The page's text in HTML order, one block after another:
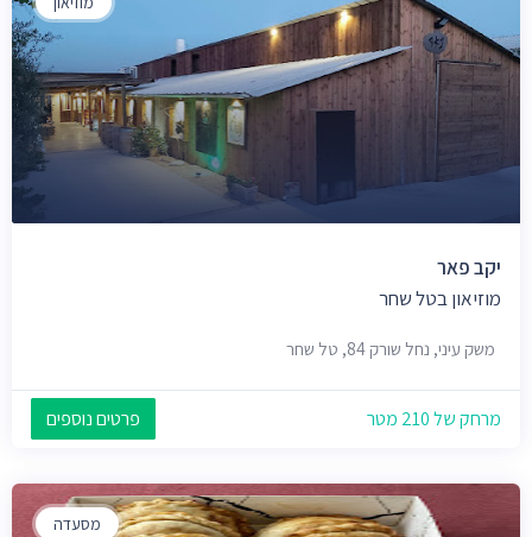
יקב פאר
מוזיאון בטל שחר
משק עיני, נחל שורק 84, טל שחר
מרחק של 210 מטר פרטים נוספים
מסעדה